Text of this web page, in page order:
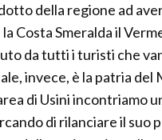
della regione ad
Costa Smeralda il
da tutti i turisti che
invece, è la patria
di Usini
di rilanciare il